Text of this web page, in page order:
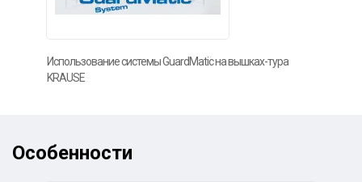
Использование системы GuardMatic на вышках-тура
KRAUSE
Особенности